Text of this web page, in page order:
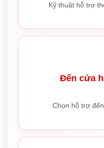
Kỹ thuật hỗ trợ
Đến cửa
Chọn hỗ trợ